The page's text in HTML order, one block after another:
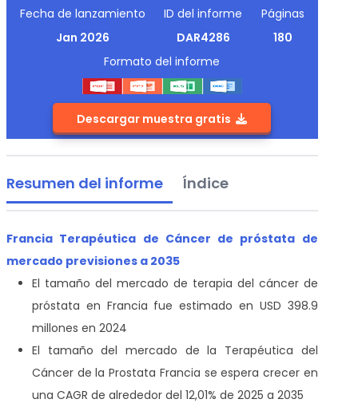
Fecha de lanzamiento
Jan 2026
ID del informe
DAR4286
Páginas
180
Formato del informe
Descargar muestra gratis
Resumen del informe Índice
Francia Terapéutica de Cáncer de próstata de
mercado previsiones a 2035
El tamaño del mercado de terapia del cáncer de
próstata en Francia fue estimado en USD 398.9
millones en 2024
El tamaño del mercado de la Terapéutica del
Cáncer de la Prostata Francia se espera crecer en
una CAGR de alrededor del 12,01% de 2025 a 2035